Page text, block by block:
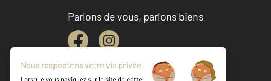
Parlons de vous, parlons biens